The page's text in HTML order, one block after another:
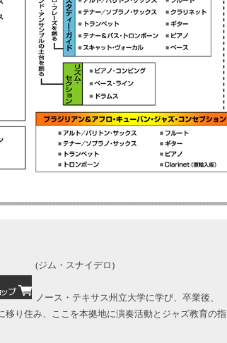
(ジム・スナイデロ)
ノース・テキサス州立大学に学び、卒業後、
移り住み、ここを本拠地に演奏活動とジャズ教育の指